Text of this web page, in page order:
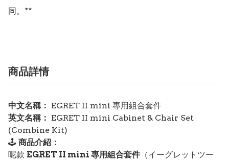
商品詳情
中文名稱： EGRET II mini 專用組合套件
英文名稱： EGRET II mini Cabinet & Chair Set
(Combine Kit)
🕹️ 商品介紹：
呢款 EGRET II mini 專用組合套件（イーグレットツー